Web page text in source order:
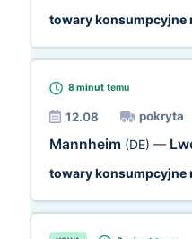
towary konsumpcyjne
8 minut temu
12.08 pokryta
Mannheim (DE) —
towary konsumpcyjne